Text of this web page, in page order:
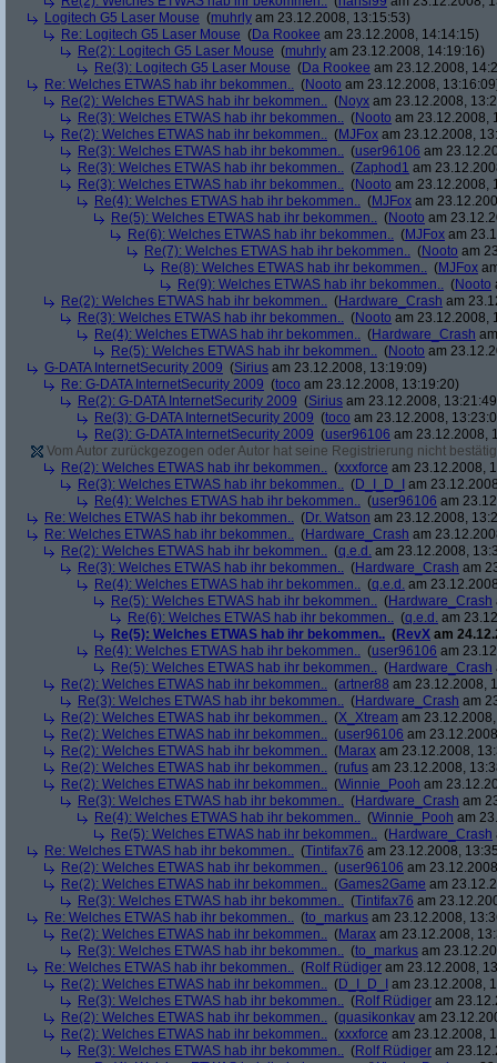
Logitech G5 Laser Mouse (muhrly am 23.12.2008, 13:15:53)
Re: Logitech G5 Laser Mouse (Da Rookee am 23.12.2008, 14:14:15)
Re(2): Logitech G5 Laser Mouse (muhrly am 23.12.2008, 14:19:16)
Re(3): Logitech G5 Laser Mouse (Da Rookee am 23.12.2008,
Re: Welches ETWAS hab ihr bekommen.. (Nooto am 23.12.2008,
Re(2): Welches ETWAS hab ihr bekommen.. (Noyx am 23.12.2008,
Re(3): Welches ETWAS hab ihr bekommen.. (Nooto am 23.12.2008,
Re(2): Welches ETWAS hab ihr bekommen.. (MJFox am 23.12.2008,
Re(3): Welches ETWAS hab ihr bekommen.. (user96106 am
Re(3): Welches ETWAS hab ihr bekommen.. (Zaphod1 am
Re(3): Welches ETWAS hab ihr bekommen.. (Nooto am 23.12.2008,
Re(4): Welches ETWAS hab ihr bekommen.. (MJFox am
Re(5): Welches ETWAS hab ihr bekommen.. (Nooto am
Re(6): Welches ETWAS hab ihr bekommen.. (MJFox am
Re(7): Welches ETWAS hab ihr bekommen.. (Nooto am
Re(8): Welches ETWAS hab ihr bekommen.. (MJFox
Re(9): Welches ETWAS hab ihr bekommen.. (Nooto
Re(2): Welches ETWAS hab ihr bekommen.. (Hardware_Crash am
Re(3): Welches ETWAS hab ihr bekommen.. (Nooto am 23.12.2008,
Re(4): Welches ETWAS hab ihr bekommen.. (Hardware_Crash
Re(5): Welches ETWAS hab ihr bekommen.. (Nooto am
G-DATA InternetSecurity 2009 (Sirius am 23.12.2008, 13:19:09)
Re: G-DATA InternetSecurity 2009 (toco am 23.12.2008, 13:19:20)
Re(2): G-DATA InternetSecurity 2009 (Sirius am 23.12.2008,
Re(3): G-DATA InternetSecurity 2009 (toco am 23.12.2008,
Re(3): G-DATA InternetSecurity 2009 (user96106 am 23.12.2008,
Vom Autor zurückgezogen oder Autor hat seine Registrierung nicht
Re(2): Welches ETWAS hab ihr bekommen.. (xxxforce am 23.12.2008,
Re(3): Welches ETWAS hab ihr bekommen.. (D_I_D_I
am
Re(4): Welches ETWAS hab ihr bekommen.. (user96106 am
Re: Welches ETWAS hab ihr bekommen.. (Dr. Watson am 23.12.2008,
Re: Welches ETWAS hab ihr bekommen.. (Hardware_Crash am
Re(2): Welches ETWAS hab ihr bekommen.. (q.e.d. am 23.12.2008,
Re(3): Welches ETWAS hab ihr bekommen.. (Hardware_Crash am
Re(4): Welches ETWAS hab ihr bekommen.. (q.e.d. am
Re(5): Welches ETWAS hab ihr bekommen.. (Hardware_Crash
Re(6): Welches ETWAS hab ihr bekommen.. (q.e.d. am
Re(5): Welches ETWAS hab ihr bekommen.. (RevX am
Re(4): Welches ETWAS hab ihr bekommen.. (user96106 am
Re(5): Welches ETWAS hab ihr bekommen.. (Hardware_Crash
Re(2): Welches ETWAS hab ihr bekommen.. (artner88 am 23.12.2008,
Re(3): Welches ETWAS hab ihr bekommen.. (Hardware_Crash am
Re(2): Welches ETWAS hab ihr bekommen.. (X_Xtream am
Re(2): Welches ETWAS hab ihr bekommen.. (user96106 am
Re(2): Welches ETWAS hab ihr bekommen.. (Marax am 23.12.2008,
Re(2): Welches ETWAS hab ihr bekommen.. (rufus am 23.12.2008,
Re(2): Welches ETWAS hab ihr bekommen.. (Winnie_Pooh am
Re(3): Welches ETWAS hab ihr bekommen.. (Hardware_Crash am
Re(4): Welches ETWAS hab ihr bekommen.. (Winnie_Pooh am
Re(5): Welches ETWAS hab ihr bekommen.. (Hardware_Crash
Re: Welches ETWAS hab ihr bekommen.. (Tintifax76 am 23.12.2008,
Re(2): Welches ETWAS hab ihr bekommen.. (user96106 am
Re(2): Welches ETWAS hab ihr bekommen.. (Games2Game am
Re(3): Welches ETWAS hab ihr bekommen.. (Tintifax76 am
Re: Welches ETWAS hab ihr bekommen.. (to_markus am 23.12.2008,
Re(2): Welches ETWAS hab ihr bekommen.. (Marax am 23.12.2008,
Re(3): Welches ETWAS hab ihr bekommen.. (to_markus am
Re: Welches ETWAS hab ihr bekommen.. (Rolf Rüdiger am 23.12.2008,
Re(2): Welches ETWAS hab ihr bekommen.. (D_I_D_I
am 23.12.2008,
Re(3): Welches ETWAS hab ihr bekommen.. (Rolf Rüdiger am
Re(2): Welches ETWAS hab ihr bekommen.. (quasikonkav am
Re(2): Welches ETWAS hab ihr bekommen.. (xxxforce am 23.12.2008,
Re(3): Welches ETWAS hab ihr bekommen.. (Rolf Rüdiger am